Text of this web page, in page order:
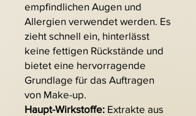
empfindlichen Augen und
Allergien verwendet werden. Es
zieht schnell ein, hinterlässt
keine fettigen Rückstände und
bietet eine hervorragende
Grundlage für das Auftragen
von Make-up.
Haupt-Wirkstoffe: Extrakte aus